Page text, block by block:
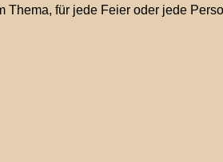
für jede Feier oder jede